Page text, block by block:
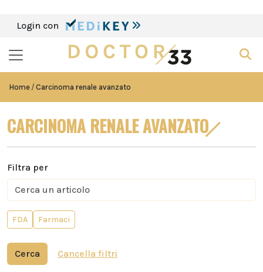
Login con
Home Carcinoma renale avanzato
CARCINOMA RENALE AVANZATO
Filtra per
FDA Farmaci
Cerca Cancella filtri